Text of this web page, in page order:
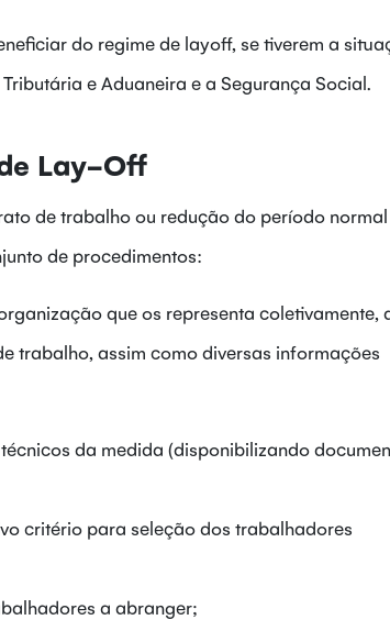
do regime de layoff, se tiverem a
e Aduaneira e a Segurança Social.
Lay-Off
de trabalho ou redução do período
de procedimentos:
que os representa coletivamente,
trabalho, assim como diversas informações
da medida (disponibilizando
critério para seleção dos trabalhadores
a abranger;